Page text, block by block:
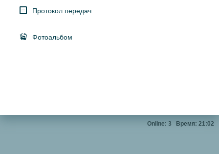
Протокол передач
Фотоальбом
Online: 3 Время: 21:02